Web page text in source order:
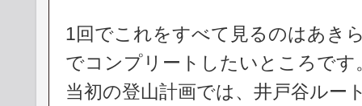
1回でこれをすべて見るのはあき
でコンプリートしたいところです
当初の登山計画では、井戸谷ルー